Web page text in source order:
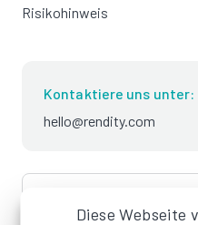
Diese Webseite
Risikohinweis
Kontaktiere uns unter:
hello@rendity.com
language